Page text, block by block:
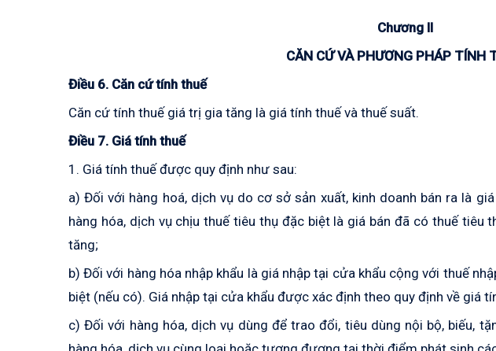
Chương II
CĂN CỨ VÀ PHƯƠNG PHÁP TÍNH
Điều 6. Căn cứ tính thuế
Căn cứ tính thuế giá trị gia tăng là giá tính thuế và thuế suất.
Điều 7. Giá tính thuế
1. Giá tính thuế được quy định như sau:
a) Đối với hàng hoá, dịch vụ do cơ sở sản xuất, kinh doanh bán ra là
hàng hóa, dịch vụ chịu thuế tiêu thụ đặc biệt là giá bán đã có thuế
tăng;
b) Đối với hàng hóa nhập khẩu là giá nhập tại cửa khẩu cộng với thuế
biệt (nếu có). Giá nhập tại cửa khẩu được xác định theo quy định về giá
c) Đối với hàng hóa, dịch vụ dùng để trao đổi, tiêu dùng nội bộ, biếu,